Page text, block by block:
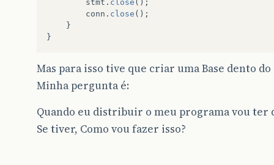
stmt . close ();
conn . close ();
}
}
Mas para isso tive que criar uma Base dento do
Minha pergunta é:
Quando eu distribuir o meu programa vou ter
Se tiver, Como vou fazer isso?